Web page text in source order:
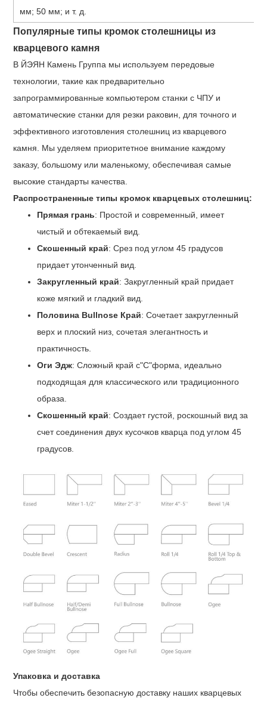
мм; 50 мм; и т. д.
Популярные типы кромок столешницы из
кварцевого камня
В ЙЭЯН Камень Группа мы используем передовые
технологии, такие как предварительно
запрограммированные компьютером станки с ЧПУ и
автоматические станки для резки раковин, для точного и
эффективного изготовления столешниц из кварцевого
камня. Мы уделяем приоритетное внимание каждому
заказу, большому или маленькому, обеспечивая самые
высокие стандарты качества.
Распространенные типы кромок кварцевых столешниц:
Прямая грань: Простой и современный, имеет
чистый и обтекаемый вид.
Скошенный край: Срез под углом 45 градусов
придает утонченный вид.
Закругленный край: Закругленный край придает
коже мягкий и гладкий вид.
Половина Bullnose Край: Сочетает закругленный
верх и плоский низ, сочетая элегантность и
практичность.
Оги Эдж: Сложный край с"С"форма, идеально
подходящая для классического или традиционного
образа.
Скошенный край: Создает густой, роскошный вид за
счет соединения двух кусочков кварца под углом 45
градусов.
Упаковка и доставка
Чтобы обеспечить безопасную доставку наших кварцевых